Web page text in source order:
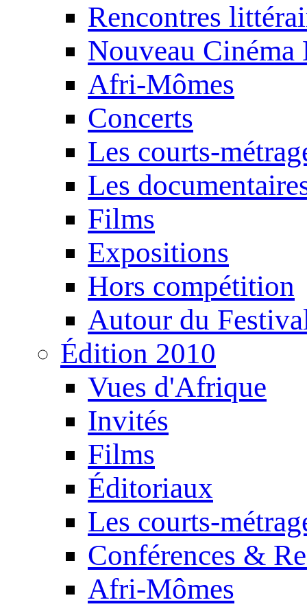
Rencontres
Nouveau Cinéma
Afri-Mômes
Concerts
Les courts-
Les
Films
Expositions
Hors compétition
Autour du
Édition 2010
Vues d'Afrique
Invités
Films
Éditoriaux
Les courts-
Conférences &
Afri-Mômes